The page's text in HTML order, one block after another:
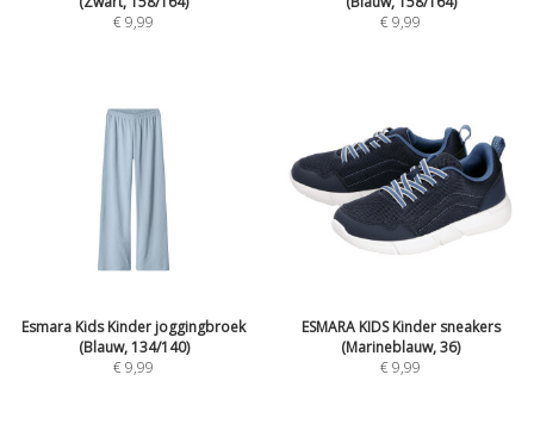
€9,99
€9,99
Esmara Kids Kinder joggingbroek
(Blauw, 134/140)
€9,99
ESMARA KIDS Kinder sneakers
(Marineblauw, 36)
€9,99